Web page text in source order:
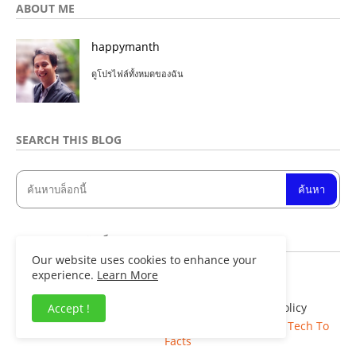
ABOUT ME
happymanth
ดูโปรไฟล์ทั้งหมดของฉัน
SEARCH THIS BLOG
จำนวนการดูหน้าเว็บรวม
8035
Home
Privacy Policy
Copyright ©Blogger Templates
Tech To
Facts
Our website uses cookies to enhance your
experience. Learn More
Accept !